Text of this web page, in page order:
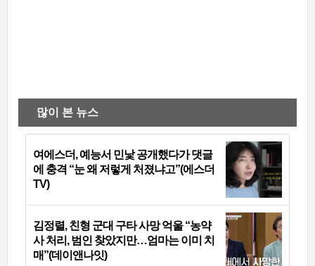
많이 본 뉴스
여에스더, 예능서 민낯 공개했다가 댓글
에 충격 “눈 왜 저렇게 처졌냐고”(에스더
TV)
김정렬, 친형 군대 구타 사망 억울 “농약
사 처리, 범인 찾았지만…엄마는 이미 치
매”(데이앤나잇)